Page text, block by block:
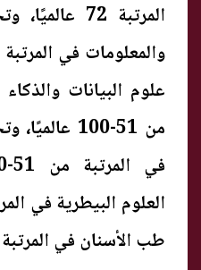
المرتبة 72
علوم البيانات
من 51-100
طب الأسنان في المرتبة من 51-120